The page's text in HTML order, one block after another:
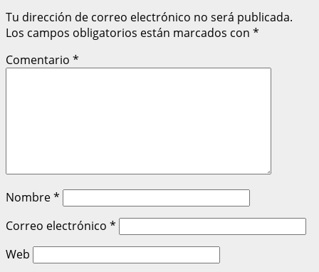
Tu dirección de correo electrónico no será publicada.
Los campos obligatorios están marcados con *
Comentario *
Nombre*
Correo electrónico *
Web